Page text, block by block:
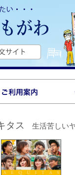
タス 生活苦しい